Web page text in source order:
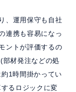
、運用保守も自社
連携も容易になっ
ントが評価するの
部材発注などの処
1時間掛かってい
るロジックに変